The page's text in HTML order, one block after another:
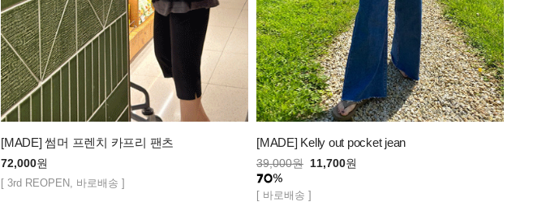
[MADE] 썸머 프렌치 카프리 팬츠
72,000원
[ 3rd REOPEN, 바로배송 ]
[MADE] Kelly out pocket jean
39,000원 11,700원
[ 바로배송 ]